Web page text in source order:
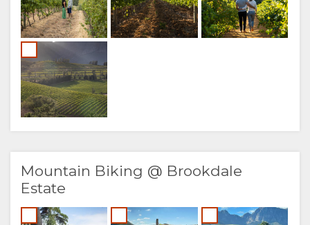
Mountain Biking @ Brookdale
Estate